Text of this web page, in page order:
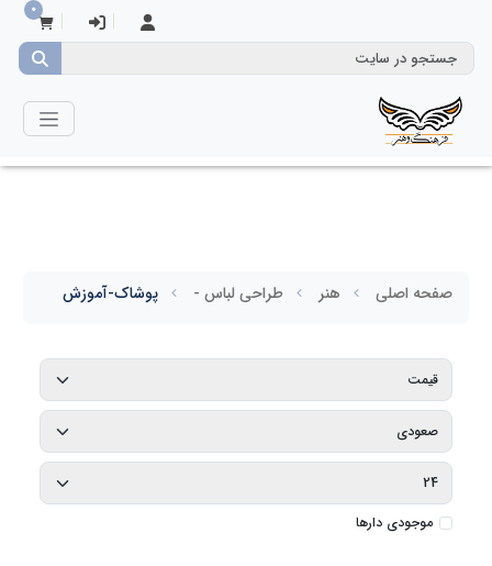
0
صفحه اصلی هنر طراحی لباس - پوشاک-آموزش
موجودی دارها